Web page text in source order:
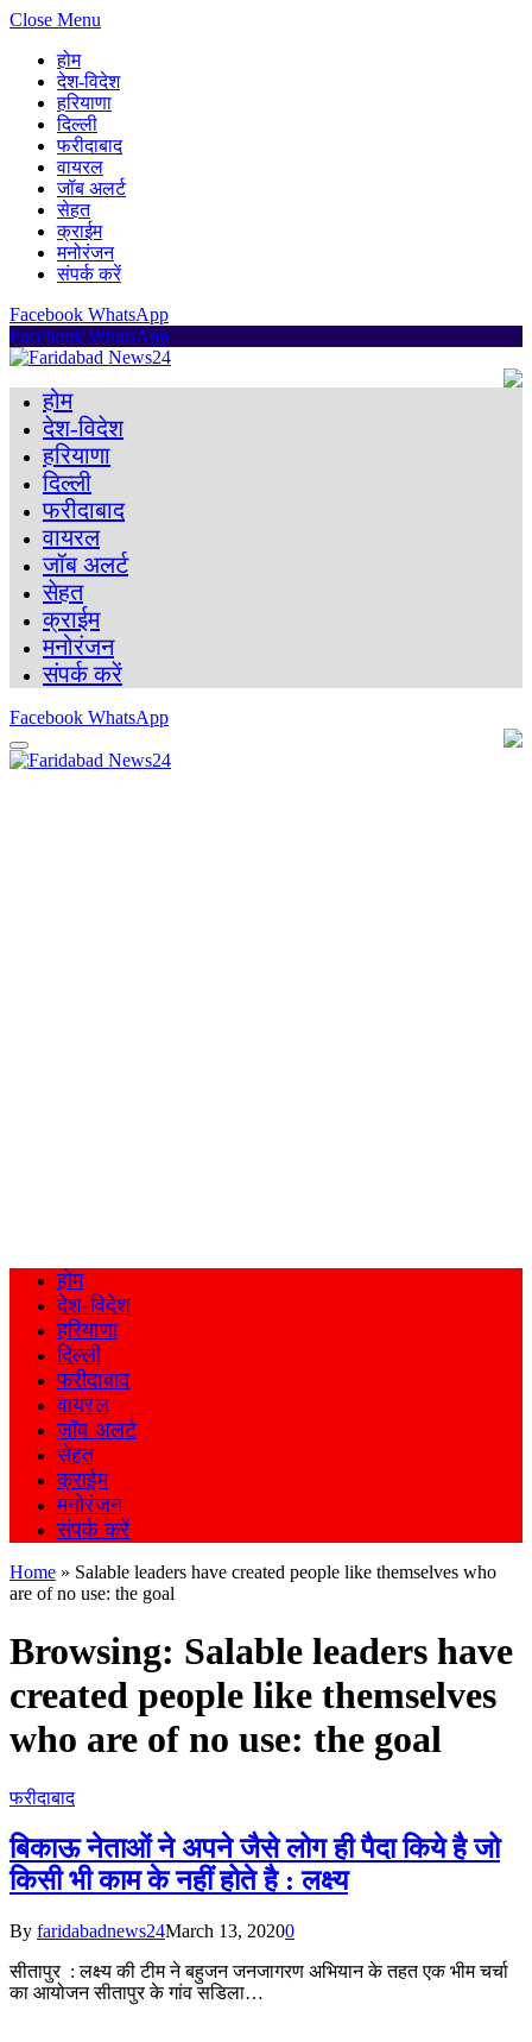
Close Menu
होम
देश-विदेश
हरियाणा
दिल्ली
फरीदाबाद
वायरल
जॉब अलर्ट
सेहत
क्राईम
मनोरंजन
संपर्क करें
Facebook WhatsApp
Facebook WhatsApp
होम
देश-विदेश
हरियाणा
दिल्ली
फरीदाबाद
वायरल
जॉब अलर्ट
सेहत
क्राईम
मनोरंजन
संपर्क करें
Facebook WhatsApp
होम
देश-विदेश
हरियाणा
दिल्ली
फरीदाबाद
वायरल
जॉब अलर्ट
सेहत
क्राईम
मनोरंजन
संपर्क करें
Home » Salable leaders have created people like themselves who
are of no use: the goal
Browsing: Salable leaders have
created people like themselves
who are of no use: the goal
फरीदाबाद
बिकाऊ नेताओं ने अपने जैसे लोग ही पैदा किये है जो
किसी भी काम के नहीं होते है : लक्ष्य
By faridabadnews24March 13, 20200
सीतापुर : लक्ष्य की टीम ने बहुजन जनजागरण अभियान के तहत एक भीम चर्चा
का आयोजन सीतापुर के गांव सडिला…